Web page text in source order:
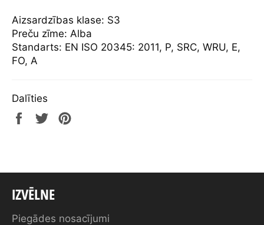
Aizsardzības klase: S3
Preču zīme: Alba
Standarts: EN ISO 20345: 2011, P, SRC, WRU, E,
FO, A
Dalīties
Share Tweet
IZVĒLNE
Piegādes nosacījumi